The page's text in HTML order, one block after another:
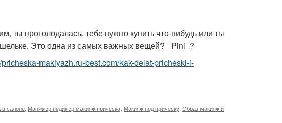
ты проголодалась, тебе нужно купить что-нибудь или ты
Это одна из самых важных вещей? _Pini_?
pricheska-makiyazh.ru-best.com/kak-delat-pricheski-i-
в салоне Маникюр педикюр макияж прическа Макияж под прическу Образ макияж и